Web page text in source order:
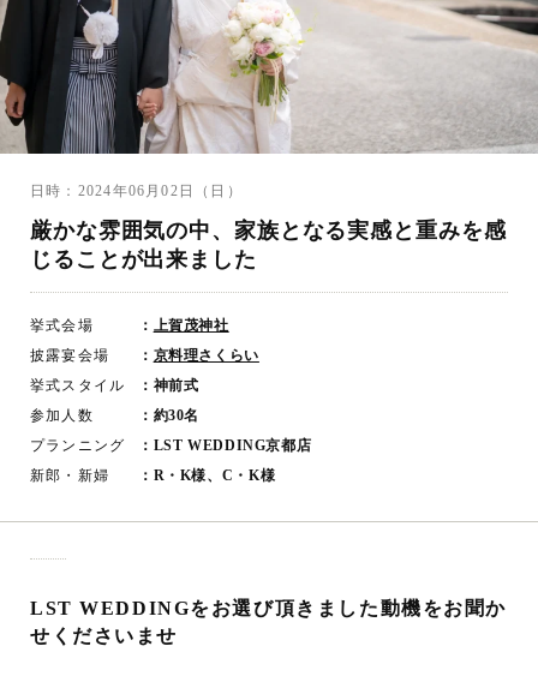
日時：2024年06月02日（日）
厳かな雰囲気の中、家族となる実感と重みを感
じることが出来ました
挙式会場 ： 上賀茂神社
披露宴会場
： 京料理さくらい
挙式スタイル
：神前式
参加人数
：約30名
プランニング
：LST WEDDING京都店
新郎・新婦
：R・K様、C・K様
LST WEDDINGをお選び頂きました動機をお聞か
せくださいませ